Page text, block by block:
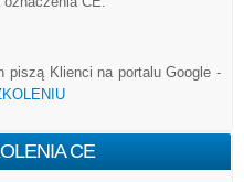
piszą Klienci na portalu Google -
CE